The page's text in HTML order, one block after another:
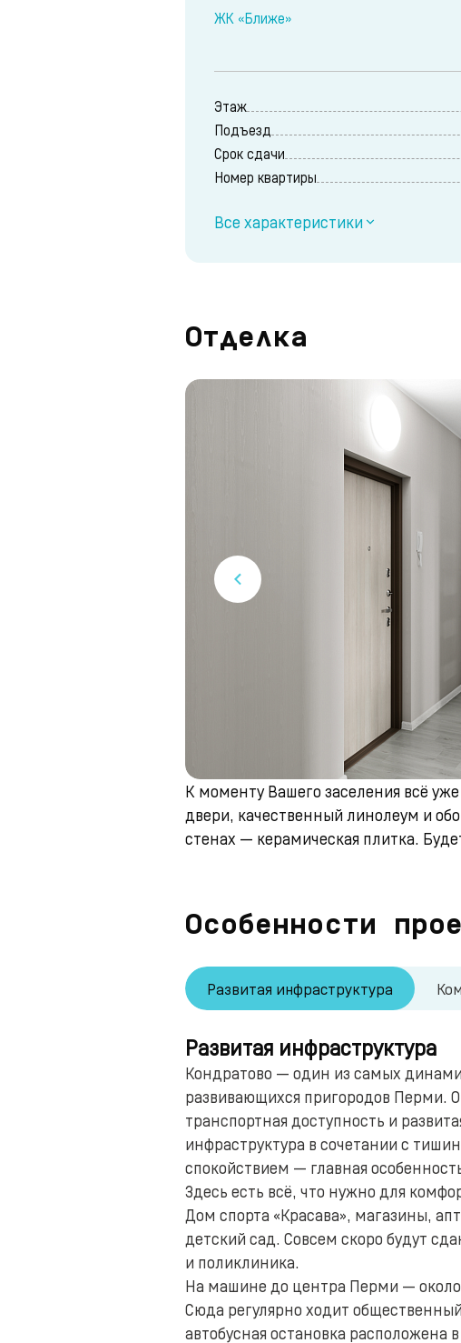
ЖК «Ближе»
Этаж
Подъезд
Срок сдачи
Номер квартиры
Все характеристики
Отделка
К моменту Вашего заселения всё
двери, качественный линолеум и
стенах — керамическая плитка.
Особенности
Развитая инфраструктура
Развитая инфраструктура
Кондратово — один из самых
развивающихся пригородов Перми.
транспортная доступность и
инфраструктура в сочетании с
спокойствием — главная
Здесь есть всё, что нужно для
Дом спорта «Красава», магазины,
детский сад. Совсем скоро будут
и поликлиника.
На машине до центра Перми — около
Сюда регулярно ходит
автобусная остановка расположена